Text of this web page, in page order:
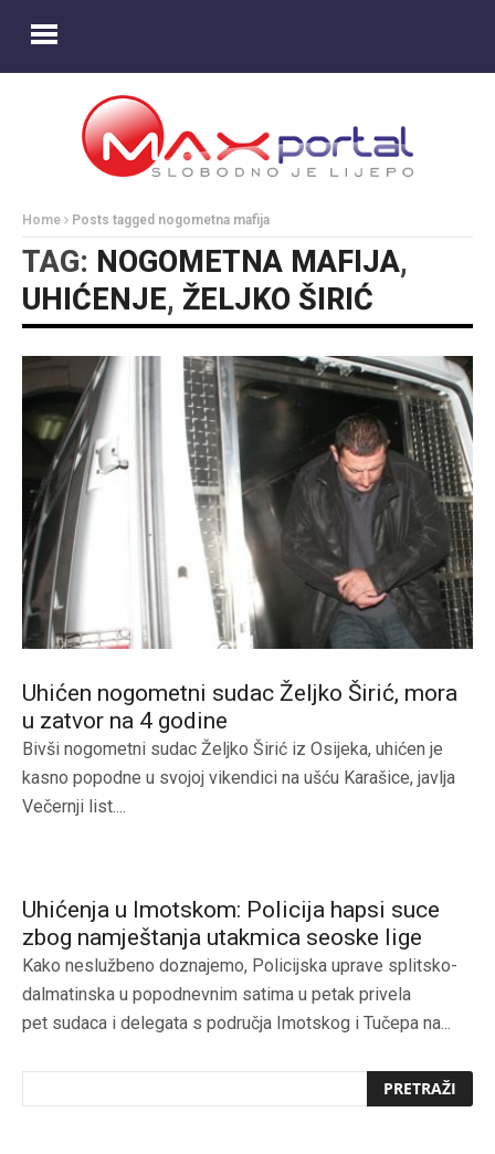
Home Posts tagged nogometna mafija
TAG: NOGOMETNA MAFIJA,
UHIĆENJE, ŽELJKO ŠIRIĆ
Uhićen nogometni sudac Željko Širić, mora
u zatvor na 4 godine
Bivši nogometni sudac Željko Širić iz Osijeka, uhićen je
kasno popodne u svojoj vikendici na ušću Karašice, javlja
Večernji list....
Uhićenja u Imotskom: Policija hapsi suce
zbog namještanja utakmica seoske lige
Kako neslužbeno doznajemo, Policijska uprave splitsko-
dalmatinska u popodnevnim satima u petak privela
pet sudaca i delegata s područja Imotskog i Tučepa na...